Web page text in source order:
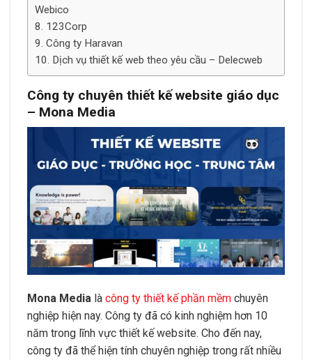
Webico
123Corp
Công ty Haravan
Dịch vụ thiết kế web theo yêu cầu – Delecweb
Công ty chuyên thiết kế website giáo dục
– Mona Media
Mona Media là công ty thiết kế phần mềm chuyên
nghiệp hiện nay. Công ty đã có kinh nghiệm hơn 10
năm trong lĩnh vực thiết kế website. Cho đến nay,
công ty đã thể hiện tính chuyên nghiệp trong rất nhiều